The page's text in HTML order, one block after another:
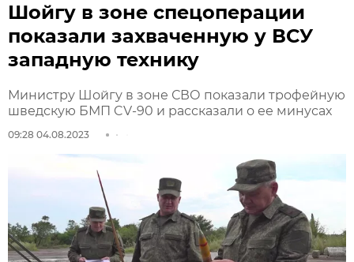
Шойгу в зоне спецоперации
показали захваченную у ВСУ
западную технику
Министру Шойгу в зоне СВО показали трофейную
шведскую БМП CV-90 и рассказали о ее минусах
09:28 04.08.2023